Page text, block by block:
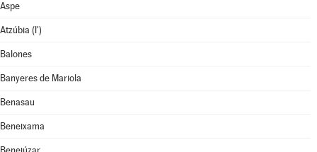
Aspe
Atzúbia (l')
Balones
Banyeres de Mariola
Benasau
Beneixama